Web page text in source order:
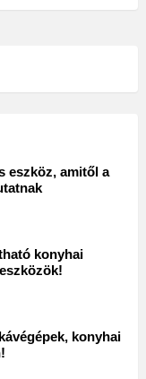
eszköz, amitől a
konyhai
konyhai